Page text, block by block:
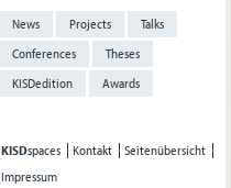
News Projects
Talks
Conferences
Theses
KISDedition
Awards
KISDspaces Kontakt
Seitenübersicht
Impressum